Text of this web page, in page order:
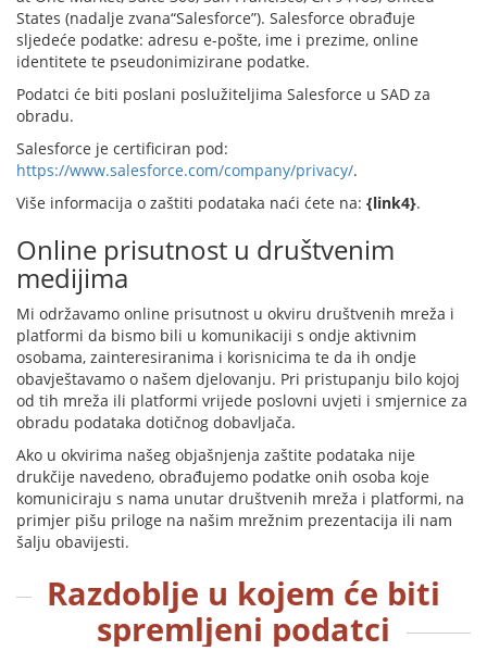
States (nadalje zvana“Salesforce”). Salesforce obrađuje
sljedeće podatke: adresu e-pošte, ime i prezime, online
identitete te pseudonimizirane podatke.
Podatci će biti poslani poslužiteljima Salesforce u SAD za
obradu.
Salesforce je certificiran pod:
https://www.salesforce.com/company/privacy/.
Više informacija o zaštiti podataka naći ćete na: {link4}.
Online prisutnost u društvenim
medijima
Mi održavamo online prisutnost u okviru društvenih mreža i
platformi da bismo bili u komunikaciji s ondje aktivnim
osobama, zainteresiranima i korisnicima te da ih ondje
obavještavamo o našem djelovanju. Pri pristupanju bilo kojoj
od tih mreža ili platformi vrijede poslovni uvjeti i smjernice za
obradu podataka dotičnog dobavljača.
Ako u okvirima našeg objašnjenja zaštite podataka nije
drukčije navedeno, obrađujemo podatke onih osoba koje
komuniciraju s nama unutar društvenih mreža i platformi, na
primjer pišu priloge na našim mrežnim prezentacija ili nam
šalju obavijesti.
Razdoblje u kojem će biti
spremljeni podatci